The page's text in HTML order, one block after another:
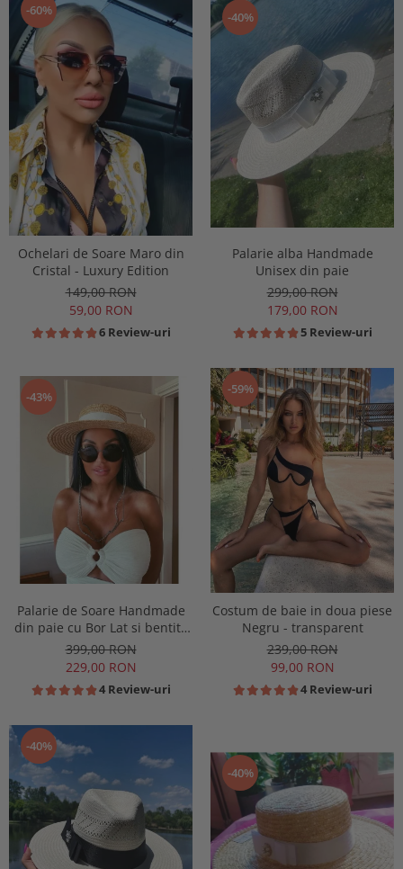
-60%
Ochelari de Soare Maro din
Cristal - Luxury Edition
149,00 RON
59,00 RON
6 Review-uri
-40%
Palarie alba Handmade
Unisex din paie
299,00 RON
179,00 RON
5 Review-uri
-43%
Palarie de Soare Handmade
din paie cu Bor Lat si bentita
detasabila la alegere
399,00 RON
229,00 RON
4 Review-uri
-59%
Costum de baie in doua piese
Negru - transparent
239,00 RON
99,00 RON
4 Review-uri
-40%
-40%